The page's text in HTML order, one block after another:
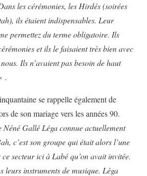
les cérémonies, les Hirdés (soirées
ils étaient indispensables. Leur
permettez du terme obligatoire. Ils
et ils le faisaient très bien avec
Ils n’avaient pas besoin de haut
.
se rappelle également de
de son mariage vers les années 90.
Néné Gallé Léga connue actuellement
c’est son groupe qui était alors l’une
secteur ici à Labé qu’on avait invitée.
leurs instruments de musique. Léga